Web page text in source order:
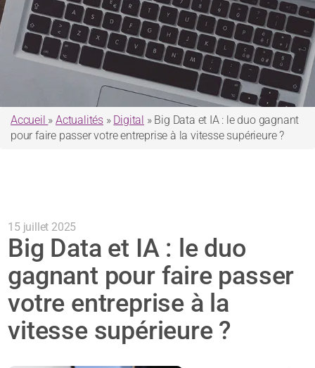
Accueil »Actualités » Digital » Big Data et IA : le duo gagnant
pour faire passer votre entreprise à la vitesse supérieure ?
15 juillet 2025
Big Data et IA : le duo
gagnant pour faire passer
votre entreprise à la
vitesse supérieure ?